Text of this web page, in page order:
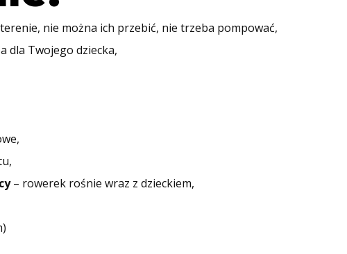
nie można ich przebić, nie trzeba pompować,
dla Twojego dziecka,
– rowerek rośnie wraz z dzieckiem,